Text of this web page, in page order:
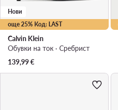
още 25% Код: LAST
Нови
Calvin Klein
Обувки на ток · Сребрист
139,99€